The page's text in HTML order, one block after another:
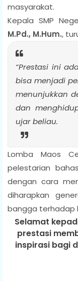
masyarakat.
Kepala SMP
M.Pd., M.Hum.,
“Prestasi ini
bisa menjadi
menunjukkan
dan
ujar beliau.
Lomba Maos
pelestarian
dengan cara
diharapkan
bangga terhadap
Selamat
prestasi
inspirasi bagi